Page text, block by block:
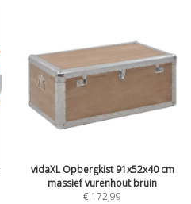
vidaXL Opbergkist 91x52x40 cm
massief vurenhout bruin
€ 172,99